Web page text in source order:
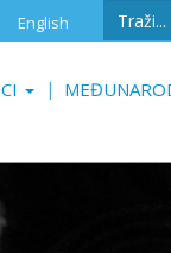
English